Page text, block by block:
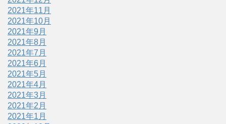
2021年11月
2021年10月
2021年9月
2021年8月
2021年7月
2021年6月
2021年5月
2021年4月
2021年3月
2021年2月
2021年1月